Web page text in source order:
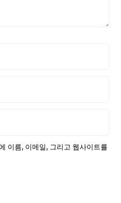
이름, 이메일, 그리고 웹사이트를